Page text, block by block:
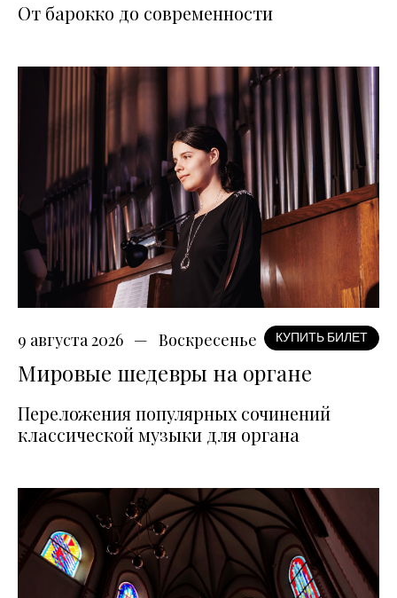
От барокко до современности
9 августа 2026 Воскресенье КУПИТЬ БИЛЕТ
Мировые шедевры на органе
Переложения популярных сочинений
классической музыки для органа